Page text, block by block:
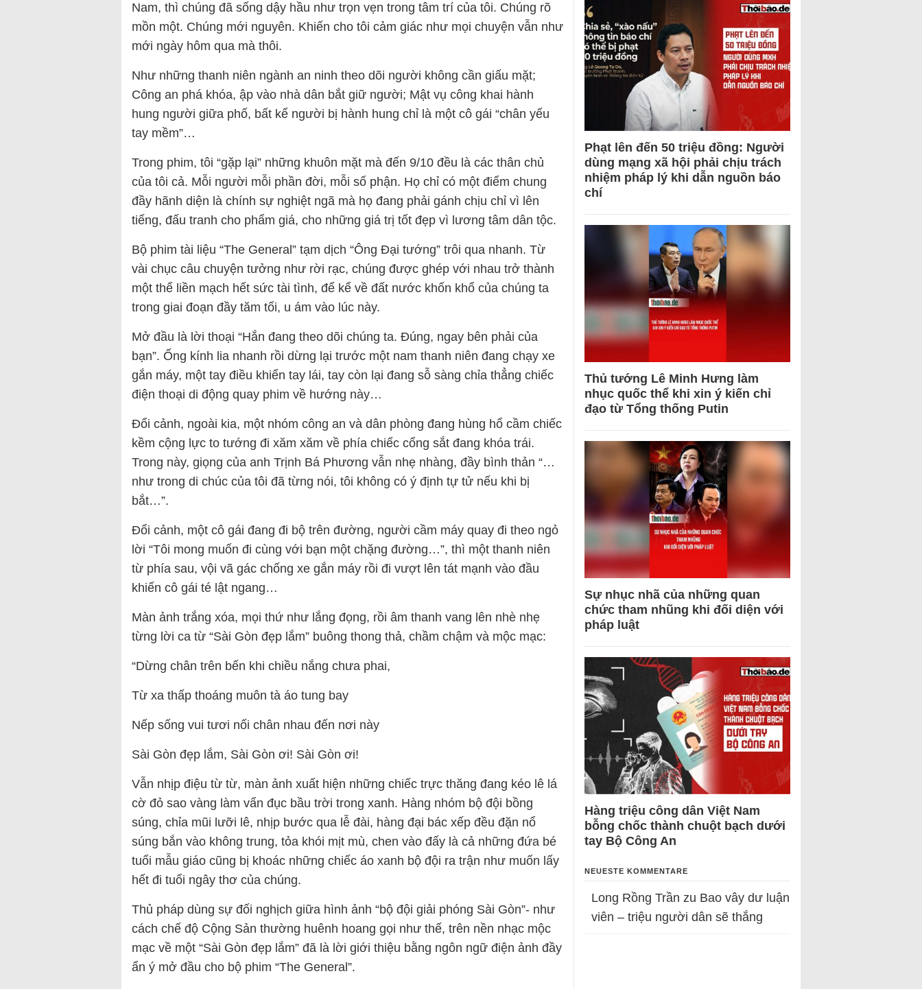
Nam, thì chúng đã sống dậy hầu như trọn vẹn trong tâm trí của tôi. Chúng rõ
mồn một. Chúng mới nguyên. Khiến cho tôi cảm giác như mọi chuyện vẫn như
mới ngày hôm qua mà thôi.
Như những thanh niên ngành an ninh theo dõi người không cần giấu mặt;
Công an phá khóa, ập vào nhà dân bắt giữ người; Mật vụ công khai hành
hung người giữa phố, bất kể người bị hành hung chỉ là một cô gái “chân yếu
tay mềm”…
Trong phim, tôi “gặp lại” những khuôn mặt mà đến 9/10 đều là các thân chủ
của tôi cả. Mỗi người mỗi phần đời, mỗi số phận. Họ chỉ có một điểm chung
đầy hãnh diện là chính sự nghiệt ngã mà họ đang phải gánh chịu chỉ vì lên
tiếng, đấu tranh cho phẩm giá, cho những giá trị tốt đẹp vì lương tâm dân tộc.
Bộ phim tài liệu “The General” tạm dịch “Ông Đại tướng” trôi qua nhanh. Từ
vài chục câu chuyện tưởng như rời rạc, chúng được ghép với nhau trở thành
một thể liền mạch hết sức tài tình, để kể về đất nước khốn khổ của chúng ta
trong giai đoạn đầy tăm tối, u ám vào lúc này.
Mở đầu là lời thoại “Hắn đang theo dõi chúng ta. Đúng, ngay bên phải của
bạn”. Ống kính lia nhanh rồi dừng lại trước một nam thanh niên đang chạy xe
gắn máy, một tay điều khiển tay lái, tay còn lại đang sỗ sàng chỉa thẳng chiếc
điện thoại di động quay phim về hướng này…
Đổi cảnh, ngoài kia, một nhóm công an và dân phòng đang hùng hổ cầm chiếc
kềm cộng lực to tướng đi xăm xăm về phía chiếc cổng sắt đang khóa trái.
Trong này, giọng của anh Trịnh Bá Phương vẫn nhẹ nhàng, đầy bình thản “…
như trong di chúc của tôi đã từng nói, tôi không có ý định tự tử nếu khi bị
bắt…”.
Đổi cảnh, một cô gái đang đi bộ trên đường, người cầm máy quay đi theo ngỏ
lời “Tôi mong muốn đi cùng với bạn một chặng đường…”, thì một thanh niên
từ phía sau, vội vã gác chống xe gắn máy rồi đi vượt lên tát mạnh vào đầu
khiến cô gái té lật ngang…
Màn ảnh trắng xóa, mọi thứ như lắng đọng, rồi âm thanh vang lên nhè nhẹ
từng lời ca từ “Sài Gòn đẹp lắm” buông thong thả, chầm chậm và mộc mạc:
“Dừng chân trên bến khi chiều nắng chưa phai,
Từ xa thấp thoáng muôn tà áo tung bay
Nếp sống vui tươi nối chân nhau đến nơi này
Sài Gòn đẹp lắm, Sài Gòn ơi! Sài Gòn ơi!
Vẫn nhịp điệu từ từ, màn ảnh xuất hiện những chiếc trực thăng đang kéo lê lá
cờ đỏ sao vàng làm vẩn đục bầu trời trong xanh. Hàng nhóm bộ đội bồng
súng, chỉa mũi lưỡi lê, nhịp bước qua lễ đài, hàng đại bác xếp đều đặn nổ
súng bắn vào không trung, tỏa khói mịt mù, chen vào đấy là cả những đứa bé
tuổi mẫu giáo cũng bị khoác những chiếc áo xanh bộ đội ra trận như muốn lấy
hết đi tuổi ngây thơ của chúng.
Thủ pháp dùng sự đối nghịch giữa hình ảnh “bộ đội giải phóng Sài Gòn”- như
cách chế độ Cộng Sản thường huênh hoang gọi như thế, trên nền nhạc mộc
mạc về một “Sài Gòn đẹp lắm” đã là lời giới thiệu bằng ngôn ngữ điện ảnh đầy
ẩn ý mở đầu cho bộ phim “The General”.
Phạt lên đến 50 triệu đồng: Người
dùng mạng xã hội phải chịu trách
nhiệm pháp lý khi dẫn nguồn báo
chí
Thủ tướng Lê Minh Hưng làm
nhục quốc thể khi xin ý kiến chỉ
đạo từ Tổng thống Putin
Sự nhục nhã của những quan
chức tham nhũng khi đối diện với
pháp luật
Hàng triệu công dân Việt Nam
bỗng chốc thành chuột bạch dưới
tay Bộ Công An
NEUESTE KOMMENTARE
Long Rồng Trần zu Bao vây dư luận
viên – triệu người dân sẽ thắng